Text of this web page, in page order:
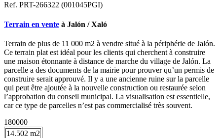
Ref. PRT-266322 (001045PGI)
Terrain en vente à Jalón / Xaló
Terrain de plus de 11 000 m2 à vendre situé à la périphérie de Jalón.
Ce terrain plat est idéal pour les clients qui cherchent à construire
une maison étonnante à distance de marche du village de Jalón. La
parcelle a des documents de la mairie pour prouver qu’un permis de
construire serait approuvé. Il y a une ancienne ruine sur la parcelle
qui peut être ajoutée à la nouvelle construction ou restaurée selon
l’approbation du conseil municipal. La visualisation est essentielle,
car ce type de parcelles n’est pas commercialisé très souvent.
180000
14.502 m2